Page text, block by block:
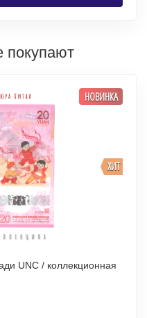
покупают
ХИТ
НОВИНКА
UNC / коллекционная